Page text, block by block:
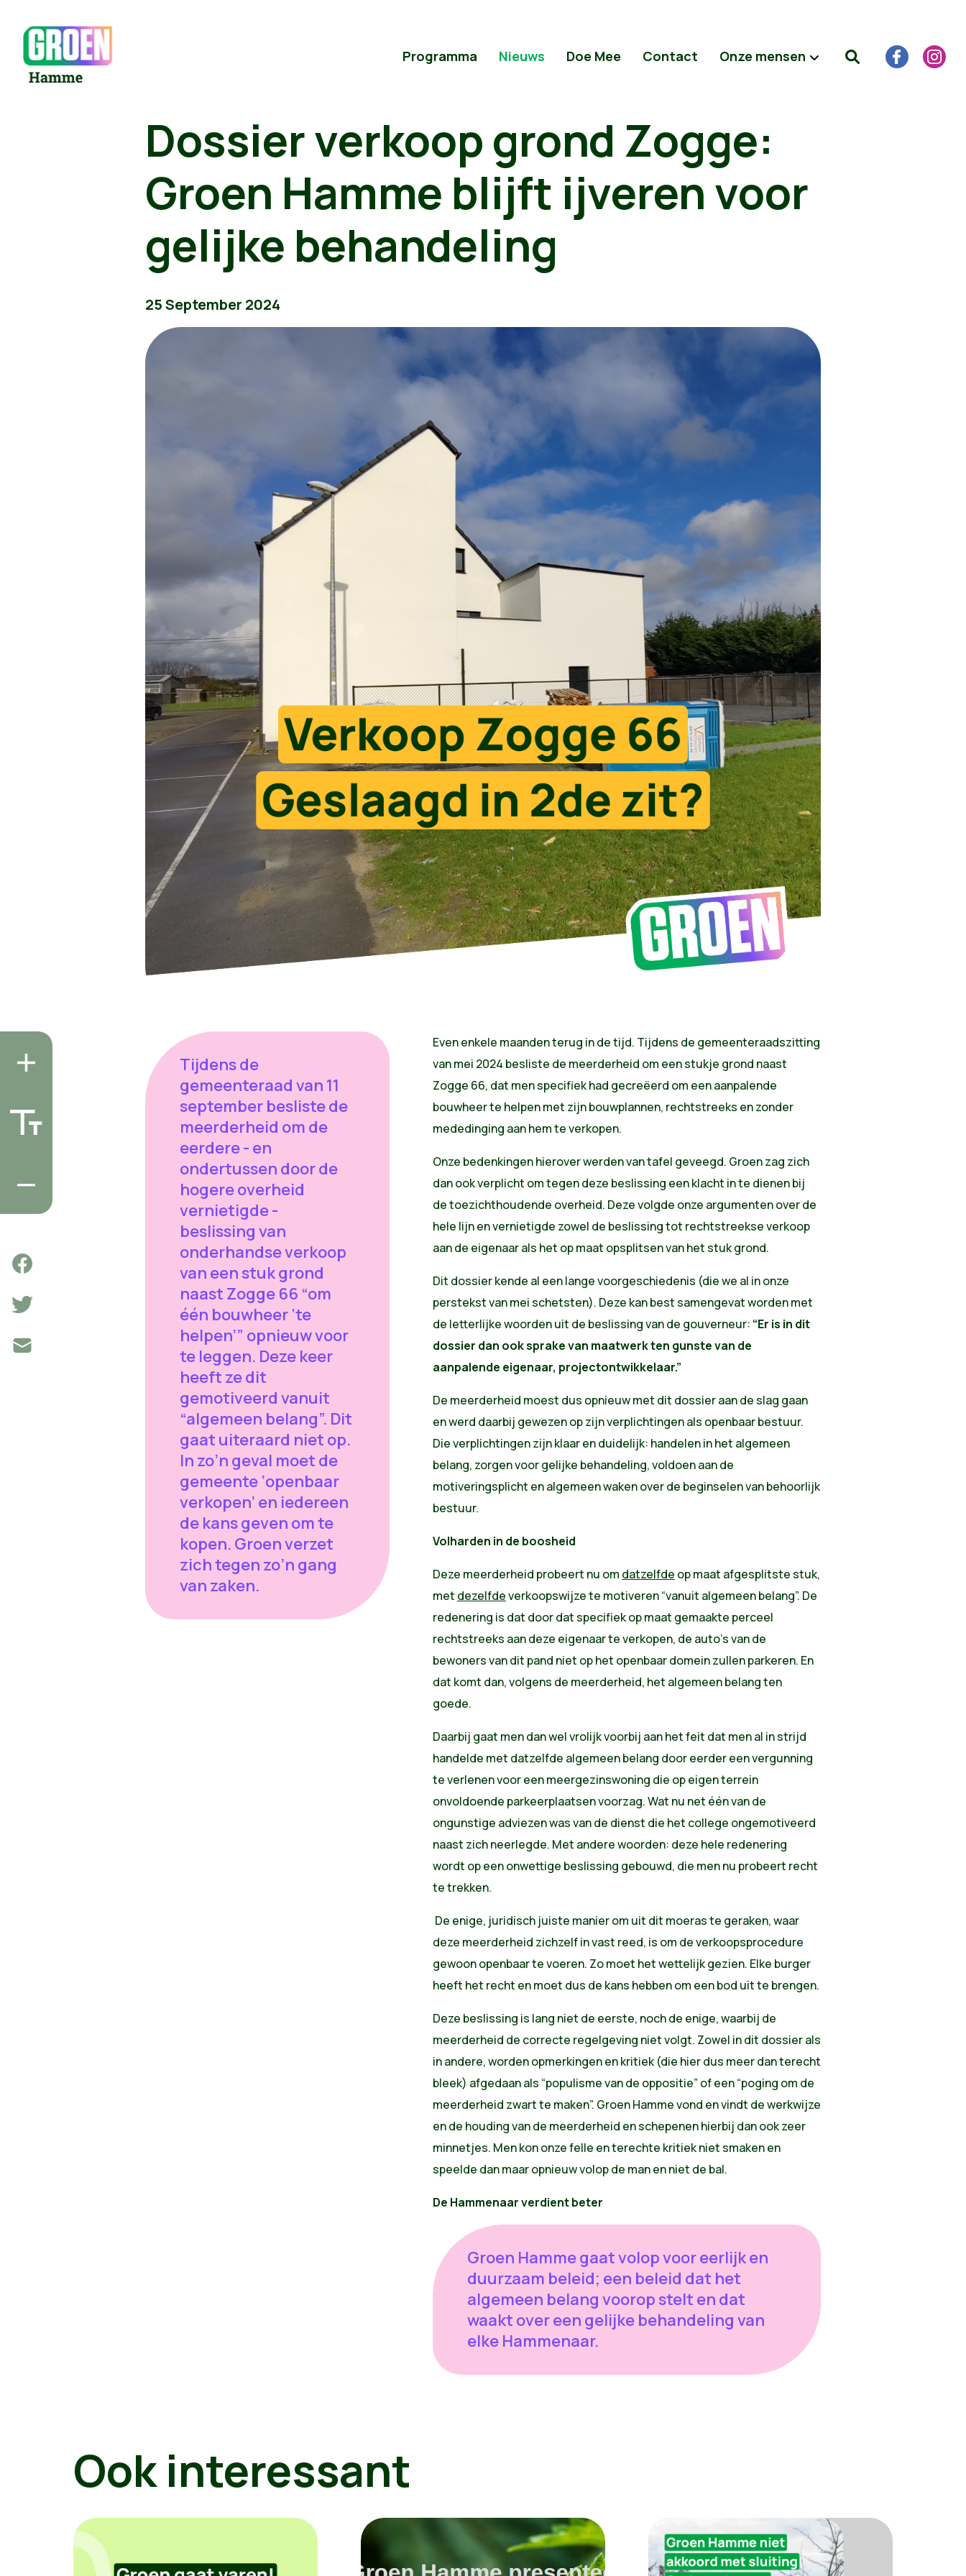
Programma Nieuws Doe Mee Contact Onze mensen
Dossier verkoop grond Zogge:
Groen Hamme blijft ijveren voor
gelijke behandeling
25 September 2024
Tijdens de
gemeenteraad van 11
september besliste de
meerderheid om de
eerdere - en
ondertussen door de
hogere overheid
vernietigde -
beslissing van
onderhandse verkoop
van een stuk grond
naast Zogge 66 “om
één bouwheer ‘te
helpen’” opnieuw voor
te leggen. Deze keer
heeft ze dit
gemotiveerd vanuit
“algemeen belang”. Dit
gaat uiteraard niet op.
In zo’n geval moet de
gemeente ‘openbaar
verkopen’ en iedereen
de kans geven om te
kopen. Groen verzet
zich tegen zo’n gang
van zaken.
Even enkele maanden terug in de tijd. Tijdens de gemeenteraadszitting
van mei 2024 besliste de meerderheid om een stukje grond naast
Zogge 66, dat men specifiek had gecreëerd om een aanpalende
bouwheer te helpen met zijn bouwplannen, rechtstreeks en zonder
mededinging aan hem te verkopen.
Onze bedenkingen hierover werden van tafel geveegd. Groen zag zich
dan ook verplicht om tegen deze beslissing een klacht in te dienen bij
de toezichthoudende overheid. Deze volgde onze argumenten over de
hele lijn en vernietigde zowel de beslissing tot rechtstreekse verkoop
aan de eigenaar als het op maat opsplitsen van het stuk grond.
Dit dossier kende al een lange voorgeschiedenis (die we al in onze
perstekst van mei schetsten). Deze kan best samengevat worden met
de letterlijke woorden uit de beslissing van de gouverneur: “Er is in dit
dossier dan ook sprake van maatwerk ten gunste van de
aanpalende eigenaar, projectontwikkelaar.”
De meerderheid moest dus opnieuw met dit dossier aan de slag gaan
en werd daarbij gewezen op zijn verplichtingen als openbaar bestuur.
Die verplichtingen zijn klaar en duidelijk: handelen in het algemeen
belang, zorgen voor gelijke behandeling, voldoen aan de
motiveringsplicht en algemeen waken over de beginselen van behoorlijk
bestuur.
Volharden in de boosheid
Deze meerderheid probeert nu om datzelfde op maat afgesplitste stuk,
met dezelfdeverkoopswijze te motiveren “vanuit algemeen belang”. De
redenering is dat door dat specifiek op maat gemaakte perceel
rechtstreeks aan deze eigenaar te verkopen, de auto’s van de
bewoners van dit pand niet op het openbaar domein zullen parkeren. En
dat komt dan, volgens de meerderheid, het algemeen belang ten
goede.
Daarbij gaat men dan wel vrolijk voorbij aan het feit dat men al in strijd
handelde met datzelfde algemeen belang door eerder een vergunning
te verlenen voor een meergezinswoning die op eigen terrein
onvoldoende parkeerplaatsen voorzag. Wat nu net één van de
ongunstige adviezen was van de dienst die het college ongemotiveerd
naast zich neerlegde. Met andere woorden: deze hele redenering
wordt op een onwettige beslissing gebouwd, die men nu probeert recht
te trekken.
De enige, juridisch juiste manier om uit dit moeras te geraken, waar
deze meerderheid zichzelf in vast reed, is om de verkoopsprocedure
gewoon openbaar te voeren. Zo moet het wettelijk gezien. Elke burger
heeft het recht en moet dus de kans hebben om een bod uit te brengen.
Deze beslissing is lang niet de eerste, noch de enige, waarbij de
meerderheid de correcte regelgeving niet volgt. Zowel in dit dossier als
in andere, worden opmerkingen en kritiek (die hier dus meer dan terecht
bleek) afgedaan als “populisme van de oppositie” of een “poging om de
meerderheid zwart te maken”. Groen Hamme vond en vindt de werkwijze
en de houding van de meerderheid en schepenen hierbij dan ook zeer
minnetjes. Men kon onze felle en terechte kritiek niet smaken en
speelde dan maar opnieuw volop de man en niet de bal.
De Hammenaar verdient beter
Groen Hamme gaat volop voor eerlijk en
duurzaam beleid; een beleid dat het
algemeen belang voorop stelt en dat
waakt over een gelijke behandeling van
elke Hammenaar.
Ook interessant